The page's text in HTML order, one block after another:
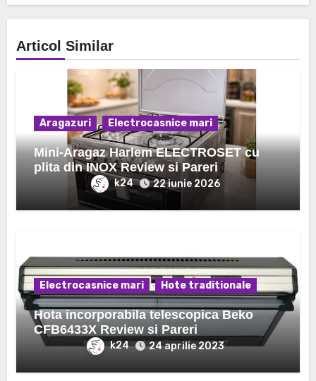
Articol Similar
Aragazuri Electrocasnice mari
Mini-Aragaz Harlem ELECTROSET cu
plita din INOX Review si Pareri
k24 22 iunie 2026
Electrocasnice mari Hote traditionale
Hota incorporabila telescopica Beko
CFB6433X Review si Pareri
k24 24 aprilie 2023